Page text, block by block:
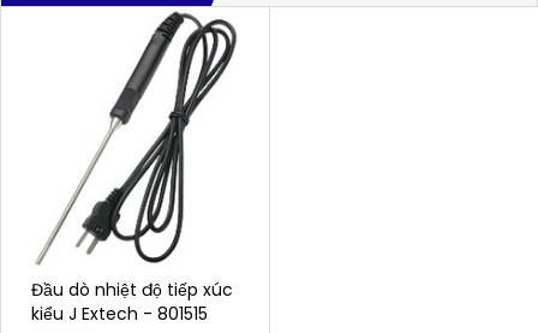
Đầu dò nhiệt độ tiếp xúc
kiểu J Extech - 801515